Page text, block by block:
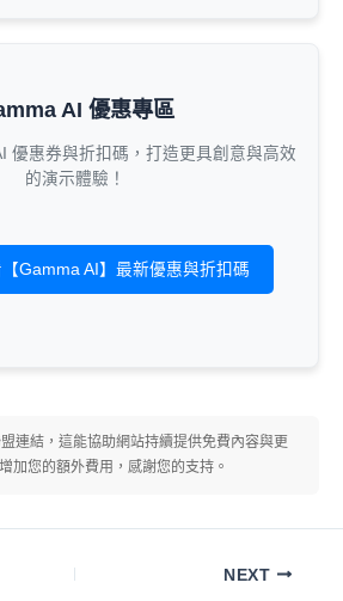
AI 優惠專區
優惠券與折扣碼，打造更具創意與高效
的演示體驗！
Gamma AI】最新優惠與折扣碼
連結，這能協助網站持續提供免費內容與更
加您的額外費用，感謝您的支持。
NEXT